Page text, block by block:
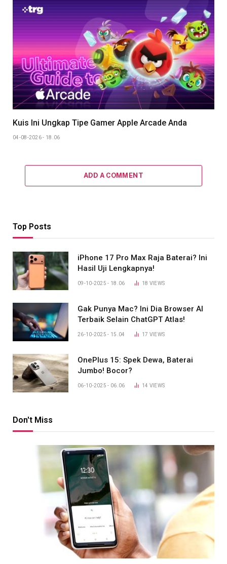
Kuis Ini Ungkap Tipe Gamer Apple Arcade Anda
04-08-2026 - 18.06
ADD A COMMENT
Top Posts
iPhone 17 Pro Max Raja Baterai? Ini
Hasil Uji Lengkapnya!
09-10-2025 - 18.06 18 VIEWS
Gak Punya Mac? Ini Dia Browser AI
Terbaik Selain ChatGPT Atlas!
26-10-2025 - 15.04 17 VIEWS
OnePlus 15: Spek Dewa, Baterai
Jumbo! Bocor?
06-10-2025 - 06.06 14 VIEWS
Don't Miss